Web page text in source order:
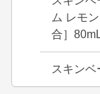
ム レモ
合］
スキンベ